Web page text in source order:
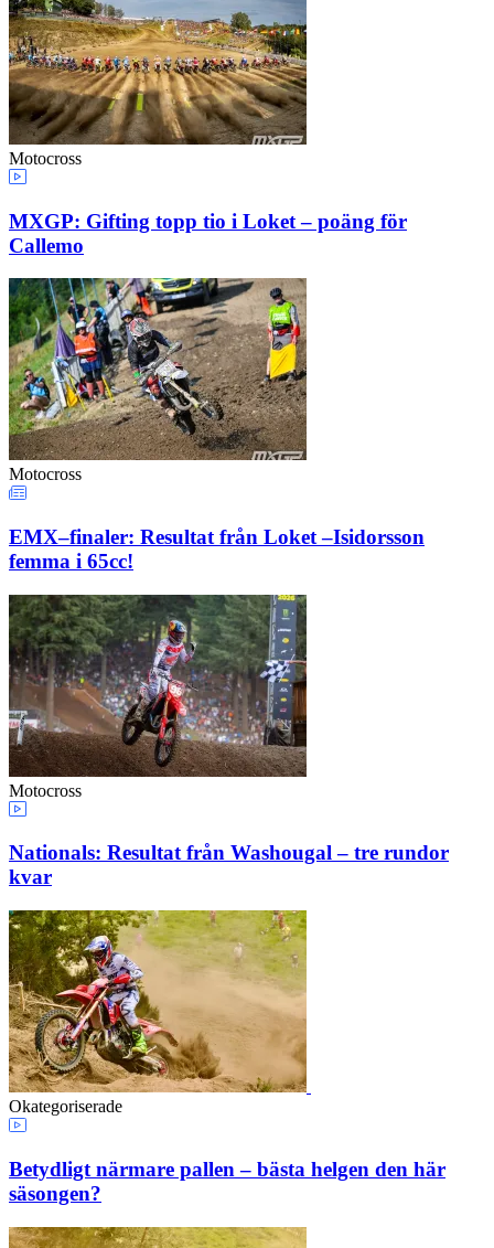
Motocross
MXGP: Gifting topp tio i Loket – poäng för
Callemo
Motocross
EMX–finaler: Resultat från Loket –Isidorsson
femma i 65cc!
Motocross
Nationals: Resultat från Washougal – tre rundor
kvar
Okategoriserade
Betydligt närmare pallen – bästa helgen den här
säsongen?